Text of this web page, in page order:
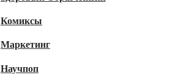
Комиксы
Маркетинг
Научпоп